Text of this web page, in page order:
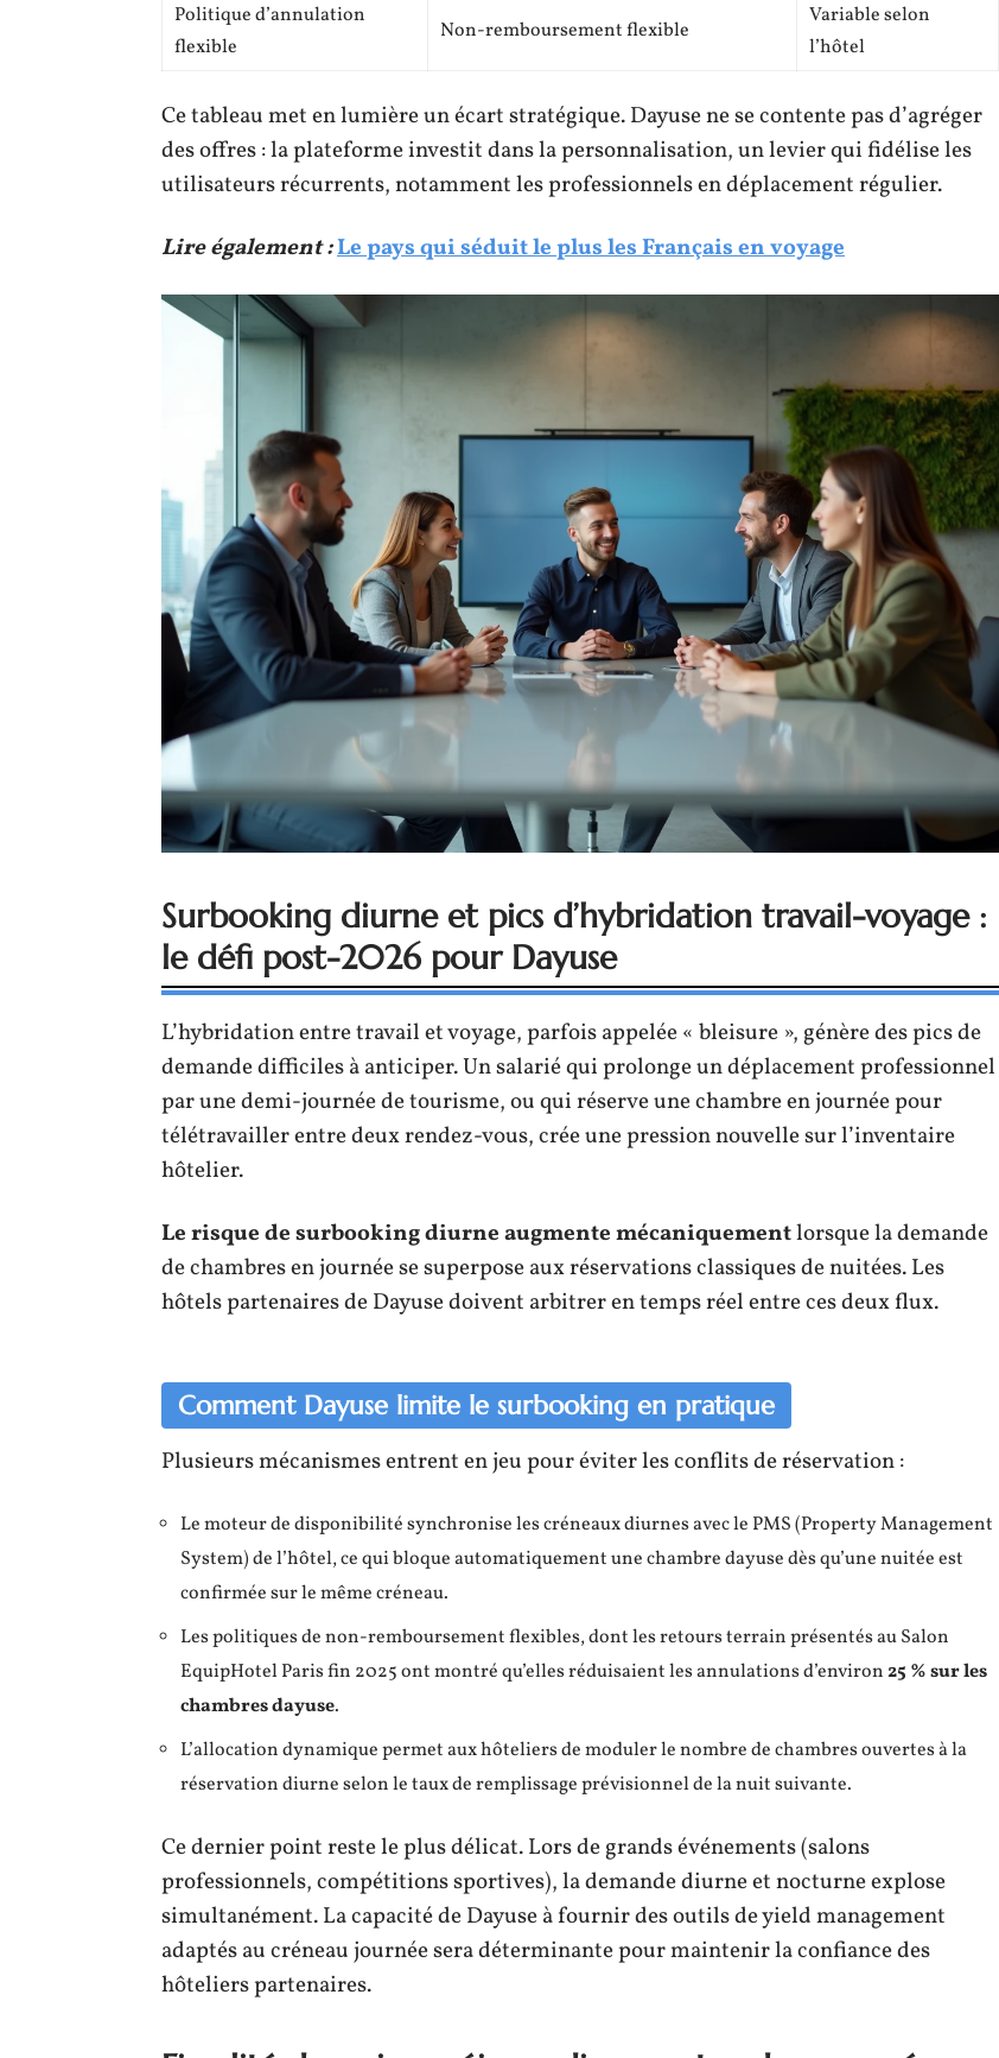
Politique d’annulation
flexible
Non-remboursement flexible
Variable selon
l’hôtel
Ce tableau met en lumière un écart stratégique. Dayuse ne se contente pas d’agréger
des offres : la plateforme investit dans la personnalisation, un levier qui fidélise les
utilisateurs récurrents, notamment les professionnels en déplacement régulier.
Lire également :Le pays qui séduit le plus les Français en voyage
Surbooking diurne et pics d’hybridation travail-voyage :
le défi post-2026 pour Dayuse
L’hybridation entre travail et voyage, parfois appelée « bleisure », génère des pics de
demande difficiles à anticiper. Un salarié qui prolonge un déplacement professionnel
par une demi-journée de tourisme, ou qui réserve une chambre en journée pour
télétravailler entre deux rendez-vous, crée une pression nouvelle sur l’inventaire
hôtelier.
Le risque de surbooking diurne augmente mécaniquementlorsque la demande
de chambres en journée se superpose aux réservations classiques de nuitées. Les
hôtels partenaires de Dayuse doivent arbitrer en temps réel entre ces deux flux.
Comment Dayuse limite le surbooking en pratique
Plusieurs mécanismes entrent en jeu pour éviter les conflits de réservation :
Le moteur de disponibilité synchronise les créneaux diurnes avec le PMS (Property Management
System) de l’hôtel, ce qui bloque automatiquement une chambre dayuse dès qu’une nuitée est
confirmée sur le même créneau.
Les politiques de non-remboursement flexibles, dont les retours terrain présentés au Salon
EquipHotel Paris fin 2025 ont montré qu’elles réduisaient les annulations d’environ25 % sur les
chambres dayuse.
L’allocation dynamique permet aux hôteliers de moduler le nombre de chambres ouvertes à la
réservation diurne selon le taux de remplissage prévisionnel de la nuit suivante.
Ce dernier point reste le plus délicat. Lors de grands événements (salons
professionnels, compétitions sportives), la demande diurne et nocturne explose
simultanément. La capacité de Dayuse à fournir des outils de yield management
adaptés au créneau journée sera déterminante pour maintenir la confiance des
hôteliers partenaires.